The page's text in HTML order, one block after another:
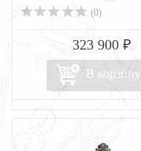
(0)
323 900 ₽
В корзину